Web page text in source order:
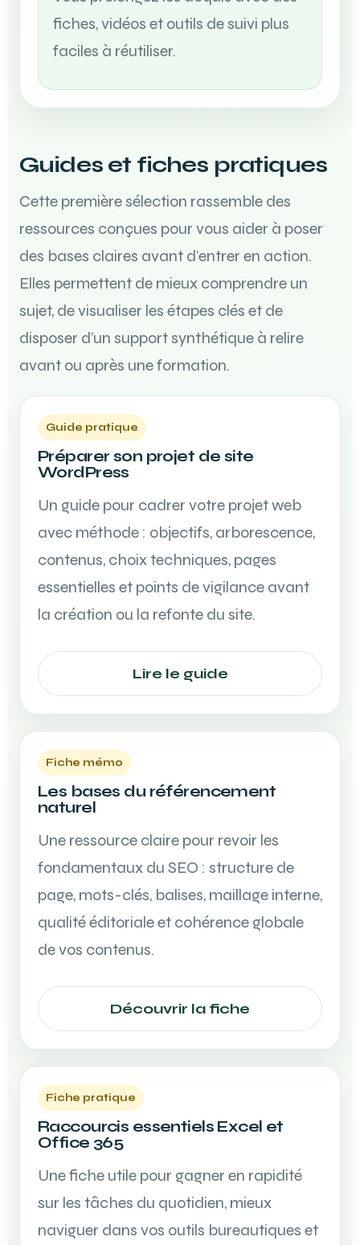
fiches, vidéos et outils de suivi plus
faciles à réutiliser.
Guides et fiches pratiques
Cette première sélection rassemble des
ressources conçues pour vous aider à poser
des bases claires avant d’entrer en action.
Elles permettent de mieux comprendre un
sujet, de visualiser les étapes clés et de
disposer d’un support synthétique à relire
avant ou après une formation.
Guide pratique
Préparer son projet de site
WordPress
Un guide pour cadrer votre projet web
avec méthode : objectifs, arborescence,
contenus, choix techniques, pages
essentielles et points de vigilance avant
la création ou la refonte du site.
Lire le guide
Fiche mémo
Les bases du référencement
naturel
Une ressource claire pour revoir les
fondamentaux du SEO : structure de
page, mots-clés, balises, maillage interne,
qualité éditoriale et cohérence globale
de vos contenus.
Découvrir la fiche
Fiche pratique
Raccourcis essentiels Excel et
Office 365
Une fiche utile pour gagner en rapidité
sur les tâches du quotidien, mieux
naviguer dans vos outils bureautiques et